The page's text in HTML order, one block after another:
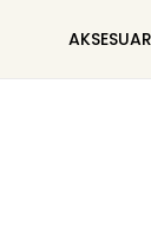
AKSESUAR